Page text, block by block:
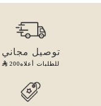
توصيل مجاني
للطلبات أعلاه200